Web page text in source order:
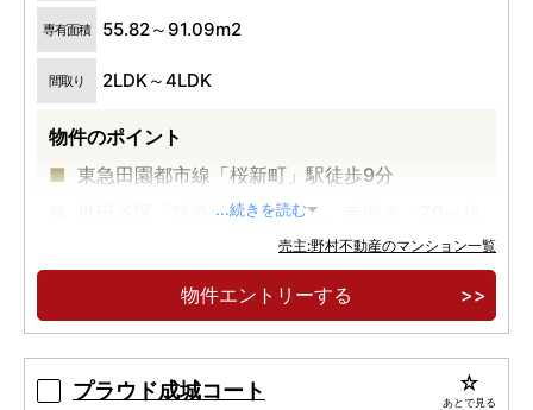
専有面積 55.82～91.09m2
間取り 2LDK～4LDK
物件のポイント
東急田園都市線「桜新町」駅徒歩9分
世田谷区「弦巻」に誕生する、南向き・70㎡超
最上階プレミアムフロア4邸「内廊下」「床快
...続きを読む
売主:野村不動産のマンション一覧
物件エントリーする
プラウド成城コート あとで見る